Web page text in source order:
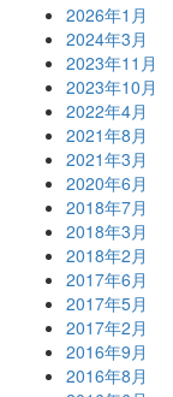
2026年1月
2024年3月
2023年11月
2023年10月
2022年4月
2021年8月
2021年3月
2020年6月
2018年7月
2018年3月
2018年2月
2017年6月
2017年5月
2017年2月
2016年9月
2016年8月